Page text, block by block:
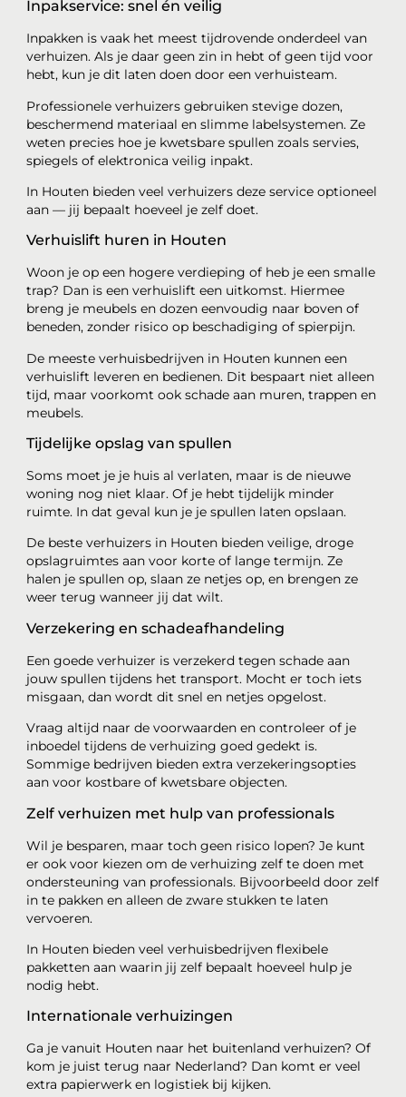
Inpakservice: snel én veilig
Inpakken is vaak het meest tijdrovende onderdeel van
verhuizen. Als je daar geen zin in hebt of geen tijd voor
hebt, kun je dit laten doen door een verhuisteam.
Professionele verhuizers gebruiken stevige dozen,
beschermend materiaal en slimme labelsystemen. Ze
weten precies hoe je kwetsbare spullen zoals servies,
spiegels of elektronica veilig inpakt.
In Houten bieden veel verhuizers deze service optioneel
aan — jij bepaalt hoeveel je zelf doet.
Verhuislift huren in Houten
Woon je op een hogere verdieping of heb je een smalle
trap? Dan is een verhuislift een uitkomst. Hiermee
breng je meubels en dozen eenvoudig naar boven of
beneden, zonder risico op beschadiging of spierpijn.
De meeste verhuisbedrijven in Houten kunnen een
verhuislift leveren en bedienen. Dit bespaart niet alleen
tijd, maar voorkomt ook schade aan muren, trappen en
meubels.
Tijdelijke opslag van spullen
Soms moet je je huis al verlaten, maar is de nieuwe
woning nog niet klaar. Of je hebt tijdelijk minder
ruimte. In dat geval kun je je spullen laten opslaan.
De beste verhuizers in Houten bieden veilige, droge
opslagruimtes aan voor korte of lange termijn. Ze
halen je spullen op, slaan ze netjes op, en brengen ze
weer terug wanneer jij dat wilt.
Verzekering en schadeafhandeling
Een goede verhuizer is verzekerd tegen schade aan
jouw spullen tijdens het transport. Mocht er toch iets
misgaan, dan wordt dit snel en netjes opgelost.
Vraag altijd naar de voorwaarden en controleer of je
inboedel tijdens de verhuizing goed gedekt is.
Sommige bedrijven bieden extra verzekeringsopties
aan voor kostbare of kwetsbare objecten.
Zelf verhuizen met hulp van professionals
Wil je besparen, maar toch geen risico lopen? Je kunt
er ook voor kiezen om de verhuizing zelf te doen met
ondersteuning van professionals. Bijvoorbeeld door zelf
in te pakken en alleen de zware stukken te laten
vervoeren.
In Houten bieden veel verhuisbedrijven flexibele
pakketten aan waarin jij zelf bepaalt hoeveel hulp je
nodig hebt.
Internationale verhuizingen
Ga je vanuit Houten naar het buitenland verhuizen? Of
kom je juist terug naar Nederland? Dan komt er veel
extra papierwerk en logistiek bij kijken.